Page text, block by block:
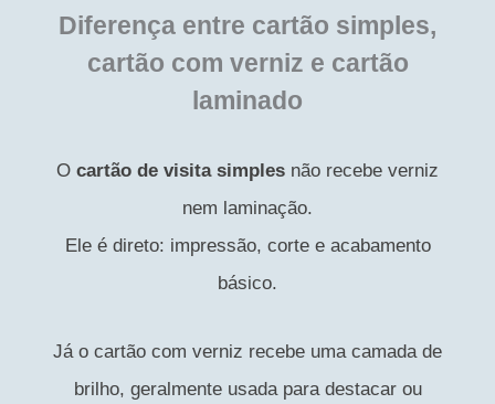
Diferença entre cartão simples,
cartão com verniz e cartão
laminado
O cartão de visita simples não recebe verniz
nem laminação.
Ele é direto: impressão, corte e acabamento
básico.
Já o cartão com verniz recebe uma camada de
brilho, geralmente usada para destacar ou